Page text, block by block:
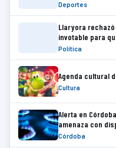
Deportes
Llaryora rechazó
invotable para
Política
Agenda cultural
Cultura
Alerta en
amenaza con
Córdoba